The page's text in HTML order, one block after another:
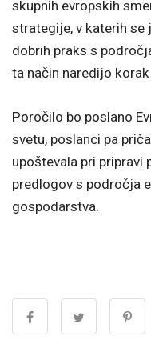
skupnih evropskih
strategije, v katerih se
dobrih praks s
ta način naredijo
Poročilo bo poslano
svetu, poslanci pa
upoštevala pri pripravi
predlogov s področja
gospodarstva.